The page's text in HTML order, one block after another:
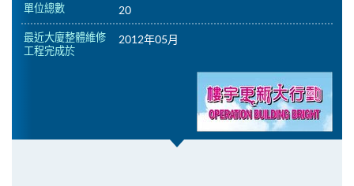
單位總數 20
最近大廈整體維修
工程完成於
2012年05月